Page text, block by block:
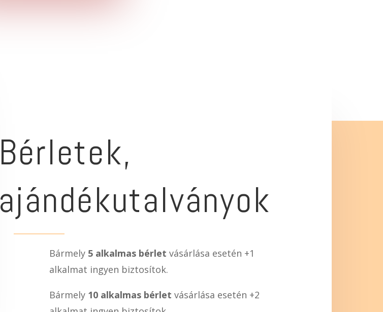
Bérletek,
ajándékutalványok
Bármely 5 alkalmas bérlet vásárlása esetén +1
alkalmat ingyen biztosítok.
Bármely 10 alkalmas bérlet vásárlása esetén +2